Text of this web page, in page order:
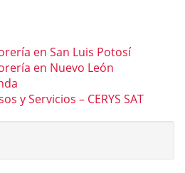
en San Luis Potosí
en Nuevo León
y Servicios – CERYS SAT